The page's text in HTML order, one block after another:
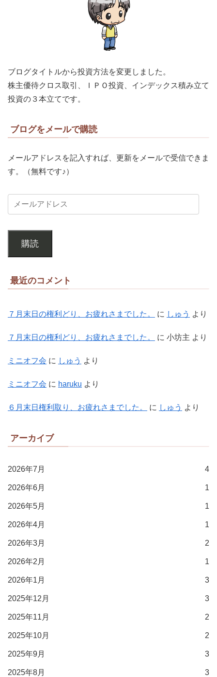
ブログタイトルから投資方法を変更しました。
株主優待クロス取引、ＩＰＯ投資、インデックス積み立て
投資の３本立てです。
ブログをメールで購読
メールアドレスを記入すれば、更新をメールで受信できま
す。（無料です♪）
購読
最近のコメント
７月末日の権利どり、お疲れさまでした。 に しゅう より
７月末日の権利どり、お疲れさまでした。 に 小坊主 より
ミニオフ会 に しゅう より
ミニオフ会 に haruku より
６月末日権利取り、お疲れさまでした。 に しゅう より
アーカイブ
2026年7月 4
2026年6月 1
2026年5月 1
2026年4月 1
2026年3月 2
2026年2月 1
2026年1月 3
2025年12月 3
2025年11月 2
2025年10月 2
2025年9月 3
2025年8月 3